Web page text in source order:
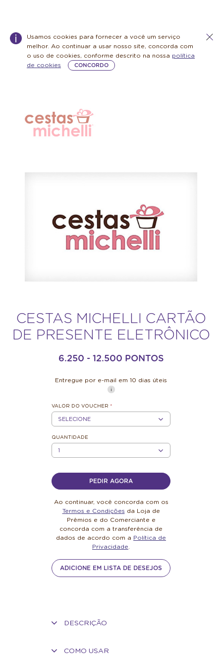
Usamos cookies para fornecer a você um serviço
melhor. Ao continuar a usar nosso site, concorda com
o uso de cookies, conforme descrito na nossa política
de cookies
CONCORDO
successfully!
CESTAS MICHELLI CARTÃO
DE PRESENTE ELETRÔNICO
6.250 - 12.500 PONTOS
Entregue por e-mail em 10 dias úteis
VALOR DO VOUCHER *
QUANTIDADE
PEDIR AGORA
Ao continuar, você concorda com os
Termos e Condições da Loja de
Prêmios e do Comerciante e
concorda com a transferência de
dados de acordo com a Política de
Privacidade
ADICIONE EM LISTA DE DESEJOS
DESCRIÇÃO
COMO USAR